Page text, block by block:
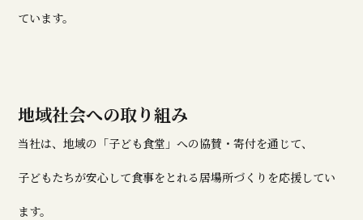
ています。
地域社会への取り組み
当社は、地域の「子ども食堂」への協賛・寄付を通じて、
子どもたちが安心して食事をとれる居場所づくりを応援してい
ます。